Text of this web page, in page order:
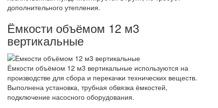
дополнительного утепления.
Ёмкости объёмом 12 м3
вертикальные
Ёмкости объёмом 12 м3 вертикальные используются на
производстве для сбора и перекачки технических веществ.
Выполнена установка, трубная обвязка ёмкостей,
подключение насосного оборудования.